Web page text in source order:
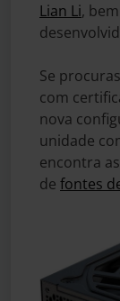
Lian Li,
Se
com
nova
unidade
encontra
de fontes